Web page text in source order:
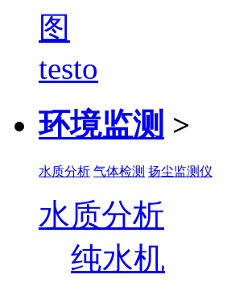
环境监测 >
水质分析 气体检测 扬尘监测仪
水质分析
纯水机